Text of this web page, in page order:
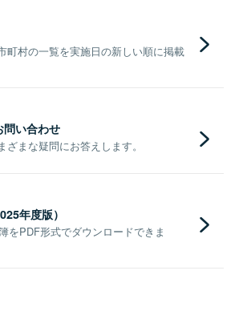
町村の一覧を実施日の新しい順に掲載
問い合わせ
まな疑問にお答えします。
年度版）
をPDF形式でダウンロードできま